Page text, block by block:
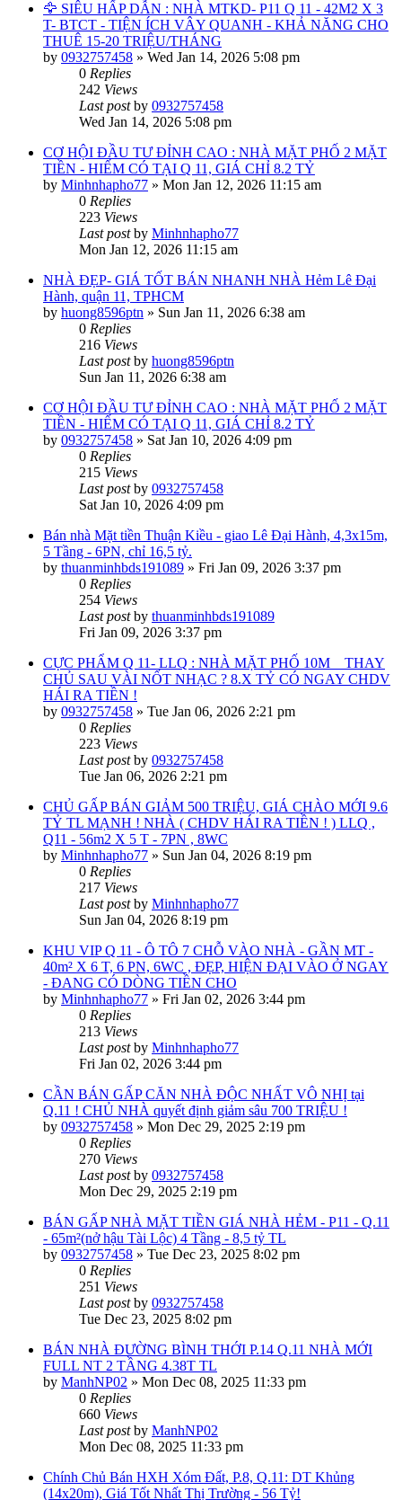
🦅 SIÊU HẤP DẪN : NHÀ MTKD- P11 Q 11 - 42M2 X 3
T- BTCT - TIỆN ÍCH VÂY QUANH - KHẢ NĂNG CHO
THUÊ 15-20 TRIỆU/THÁNG
by 0932757458 » Wed Jan 14, 2026 5:08 pm
0 Replies
242 Views
Last postby 0932757458
Wed Jan 14, 2026 5:08 pm
CƠ HỘI ĐẦU TƯ ĐỈNH CAO : NHÀ MẶT PHỐ 2 MẶT
TIỀN - HIẾM CÓ TẠI Q 11, GIÁ CHỈ 8.2 TỶ
by Minhnhapho77 » Mon Jan 12, 2026 11:15 am
0 Replies
223 Views
Last postby Minhnhapho77
Mon Jan 12, 2026 11:15 am
NHÀ ĐẸP- GIÁ TỐT BÁN NHANH NHÀ Hẻm Lê Đại
Hành, quận 11, TPHCM
by huong8596ptn » Sun Jan 11, 2026 6:38 am
0 Replies
216 Views
Last postby huong8596ptn
Sun Jan 11, 2026 6:38 am
CƠ HỘI ĐẦU TƯ ĐỈNH CAO : NHÀ MẶT PHỐ 2 MẶT
TIỀN - HIẾM CÓ TẠI Q 11, GIÁ CHỈ 8.2 TỶ
by 0932757458 » Sat Jan 10, 2026 4:09 pm
0 Replies
215 Views
Last postby 0932757458
Sat Jan 10, 2026 4:09 pm
Bán nhà Mặt tiền Thuận Kiều - giao Lê Đại Hành, 4,3x15m,
5 Tầng - 6PN, chỉ 16,5 tỷ.
by thuanminhbds191089 » Fri Jan 09, 2026 3:37 pm
0 Replies
254 Views
Last postby thuanminhbds191089
Fri Jan 09, 2026 3:37 pm
CỰC PHẨM Q 11- LLQ : NHÀ MẶT PHỐ 10M _ THAY
CHỦ SAU VÀI NỐT NHẠC ? 8.X TỶ CÓ NGAY CHDV
HÁI RA TIỀN !
by 0932757458 » Tue Jan 06, 2026 2:21 pm
0 Replies
223 Views
Last postby 0932757458
Tue Jan 06, 2026 2:21 pm
CHỦ GẤP BÁN GIẢM 500 TRIỆU, GIÁ CHÀO MỚI 9.6
TỶ TL MẠNH ! NHÀ ( CHDV HÁI RA TIỀN ! ) LLQ ,
Q11 - 56m2 X 5 T - 7PN , 8WC
by Minhnhapho77 » Sun Jan 04, 2026 8:19 pm
0 Replies
217 Views
Last postby Minhnhapho77
Sun Jan 04, 2026 8:19 pm
KHU VIP Q 11 - Ô TÔ 7 CHỖ VÀO NHÀ - GẦN MT -
40m² X 6 T, 6 PN, 6WC , ĐẸP, HIỆN ĐẠI VÀO Ở NGAY
- ĐANG CÓ DÒNG TIỀN CHO
by Minhnhapho77 » Fri Jan 02, 2026 3:44 pm
0 Replies
213 Views
Last postby Minhnhapho77
Fri Jan 02, 2026 3:44 pm
CẦN BÁN GẤP CĂN NHÀ ĐỘC NHẤT VÔ NHỊ tại
Q.11 ! CHỦ NHÀ quyết định giảm sâu 700 TRIỆU !
by 0932757458 » Mon Dec 29, 2025 2:19 pm
0 Replies
270 Views
Last postby 0932757458
Mon Dec 29, 2025 2:19 pm
BÁN GẤP NHÀ MẶT TIỀN GIÁ NHÀ HẺM - P11 - Q.11
- 65m²(nở hậu Tài Lộc) 4 Tầng - 8,5 tỷ TL
by 0932757458 » Tue Dec 23, 2025 8:02 pm
0 Replies
251 Views
Last postby 0932757458
Tue Dec 23, 2025 8:02 pm
BÁN NHÀ ĐƯỜNG BÌNH THỚI P.14 Q.11 NHÀ MỚI
FULL NT 2 TẦNG 4.38T TL
by ManhNP02 » Mon Dec 08, 2025 11:33 pm
0 Replies
660 Views
Last postby ManhNP02
Mon Dec 08, 2025 11:33 pm
Chính Chủ Bán HXH Xóm Đất, P.8, Q.11: DT Khủng
(14x20m), Giá Tốt Nhất Thị Trường - 56 Tỷ!